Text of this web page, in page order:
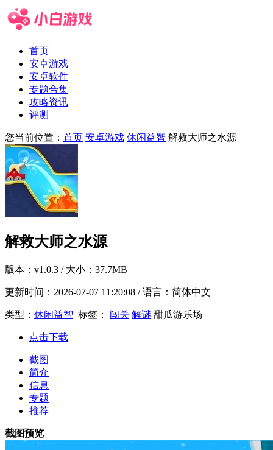
首页
安卓游戏
安卓软件
专题合集
攻略资讯
评测
您当前位置： 首页 安卓游戏 休闲益智 解救大师之水源
解救大师之水源
版本： v1.0.3 / 大小：37.7MB
更新时间： 2026-07-07 11:20:08 / 语言：简体中文
类型： 休闲益智 标签： 闯关 解谜 甜瓜游乐场
点击下载
截图
简介
信息
专题
推荐
截图预览